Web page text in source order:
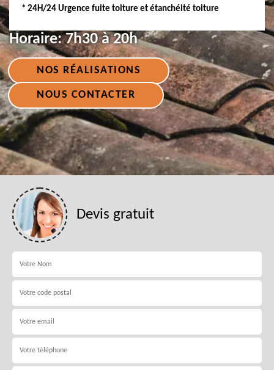
* 24H/24 Urgence fuite toiture et étanchéité toiture
Horaire:7h30 à 20h
NOS RÉALISATIONS
NOUS CONTACTER
Devis gratuit